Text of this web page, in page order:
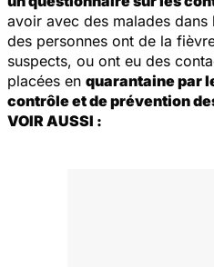
avoir avec des malades
des personnes ont de la
suspects, ou ont eu des
placées en quarantaine par
contrôle et de prévention
VOIR AUSSI :